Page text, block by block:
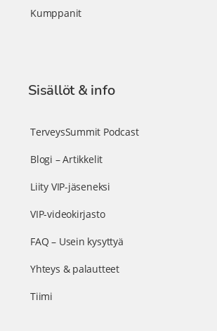
Kumppanit
Sisällöt & info
TerveysSummit Podcast
Blogi – Artikkelit
Liity VIP-jäseneksi
VIP-videokirjasto
FAQ – Usein kysyttyä
Yhteys & palautteet
Tiimi